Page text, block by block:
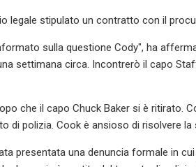
legale stipulato un contratto con il
sulla questione Cody", ha
settimana circa. Incontrerò il capo
che il capo Chuck Baker si è ritirato.
polizia. Cook è ansioso di risolvere la
presentata una denuncia formale in